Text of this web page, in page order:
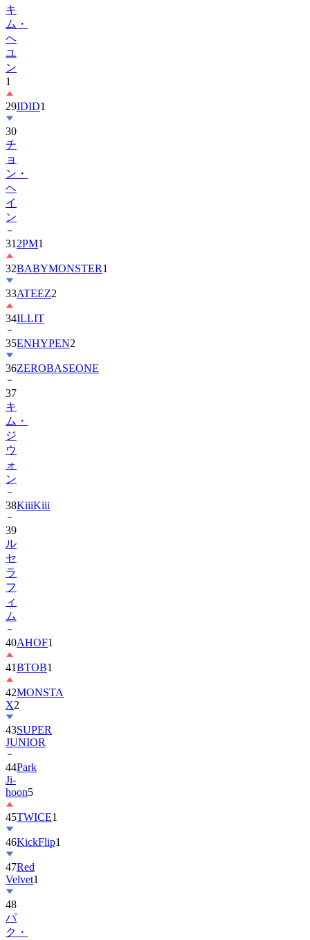
キ
ム・
ヘ
ユ
ン
1
29IDID1
30
チ
ョ
ン・
ヘ
イ
ン
31 2PM1
32BABYMONSTER1
33ATEEZ2
34ILLIT
35ENHYPEN2
36ZEROBASEONE
37
キ
ム・
ジ
ウ
ォ
ン
38KiiiKiii
39
ル
セ
ラ
フ
ィ
ム
40AHOF1
41BTOB1
42MONSTA
X2
43SUPER
JUNIOR
44Park
Ji-
hoon5
45TWICE1
46KickFlip1
47Red
Velvet1
48
パ
ク・